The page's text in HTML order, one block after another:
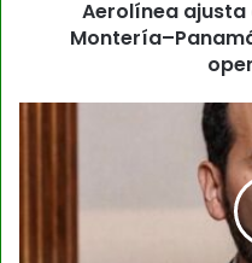
Aerolínea